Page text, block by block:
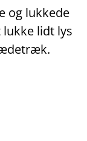
og lukkede
lidt lys